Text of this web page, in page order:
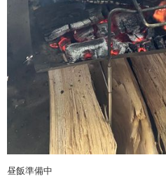
昼飯準備中